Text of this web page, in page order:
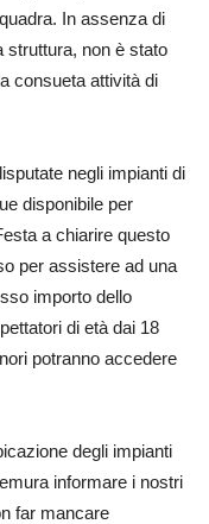
In assenza di
struttura, non è stato
consueta attività di
negli impianti di
disponibile per
a chiarire questo
per assistere ad una
importo dello
di età dai 18
potranno accedere
degli impianti
informare i nostri
far mancare